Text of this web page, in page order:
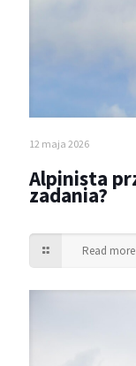
12 maja 2026
Alpinista
zadania?
Read more